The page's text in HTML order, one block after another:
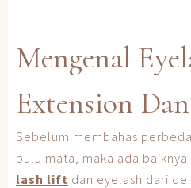
Mengenal
Extension
Sebelum membahas
bulu mata, maka ada
lash lift dan eyelash dari